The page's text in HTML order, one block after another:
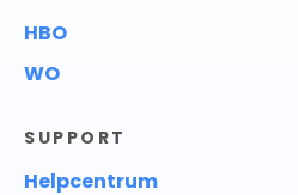
HBO
WO
SUPPORT
Helpcentrum